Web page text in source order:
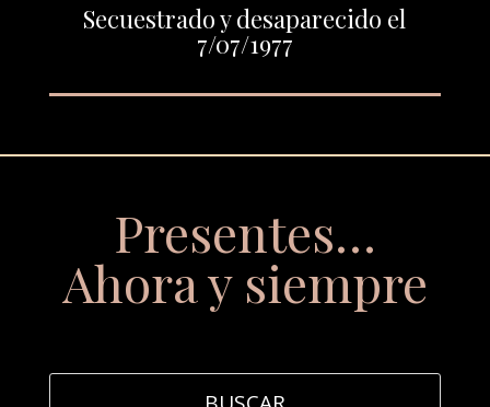
Secuestrado y desaparecido el
7/07/1977
Presentes…
Ahora y siempre